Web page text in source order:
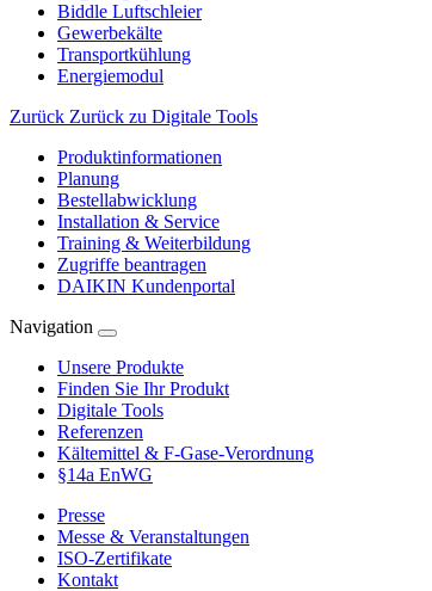
Biddle Luftschleier
Gewerbekälte
Transportkühlung
Energiemodul
Zurück Zurück zu Digitale Tools
Produktinformationen
Planung
Bestellabwicklung
Installation & Service
Training & Weiterbildung
Zugriffe beantragen
DAIKIN Kundenportal
Navigation
Unsere Produkte
Finden Sie Ihr Produkt
Digitale Tools
Referenzen
Kältemittel & F-Gase-Verordnung
§14a EnWG
Presse
Messe & Veranstaltungen
ISO-Zertifikate
Kontakt